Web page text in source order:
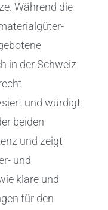
Während die
in der Schweiz
und würdigt
beiden
und zeigt
und
klare und
für den